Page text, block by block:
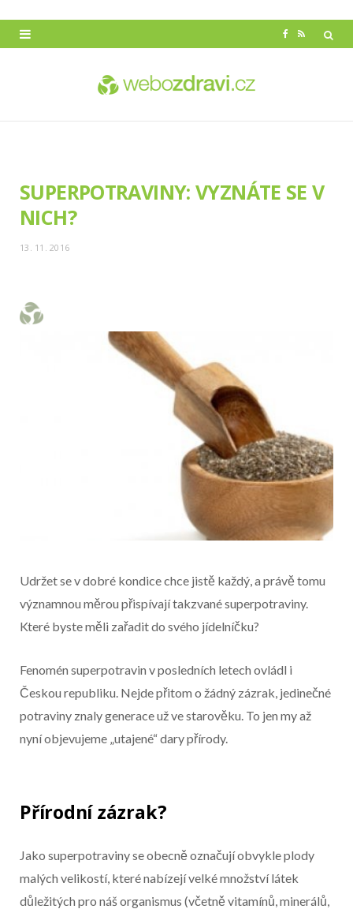
R
SUPERPOTRAVINY: VYZNÁTE SE V
NICH?
13. 11. 2016
Udržet se v dobré kondice chce jistě každý, a právě tomu
významnou měrou přispívají takzvané superpotraviny.
Které byste měli zařadit do svého jídelníčku?
Začátek reklamy
Konec reklamy
Fenomén superpotravin v posledních letech ovládl i
Českou republiku. Nejde přitom o žádný zázrak, jedinečné
potraviny znaly generace už ve starověku. To jen my až
nyní objevujeme „utajené“ dary přírody.
Přírodní zázrak?
Jako superpotraviny se obecně označují obvykle plody
malých velikostí, které nabízejí velké množství látek
důležitých pro náš organismus (včetně vitamínů, minerálů,